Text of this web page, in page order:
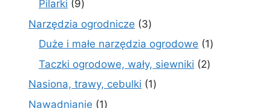
Pilarki 99
produktów
Narzędzia ogrodnicze 33
produkty
Duże i małe narzędzia ogrodowe 11
Taczki ogrodowe, wały, siewniki 22
Nasiona, trawy, cebulki 11
Nawadnianie 11